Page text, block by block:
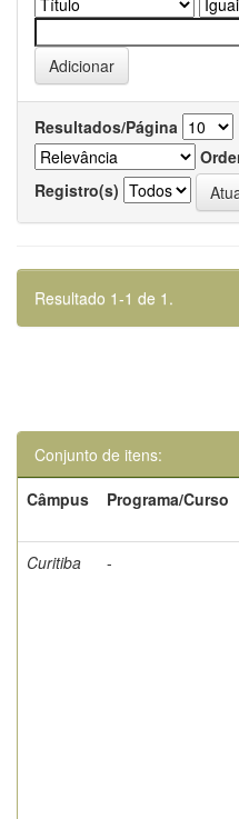
Resultados/Página
Registro(s)
Resultado 1-1 de 1.
Conjunto de itens:
Câmpus
Programa/Curso
Curitiba -